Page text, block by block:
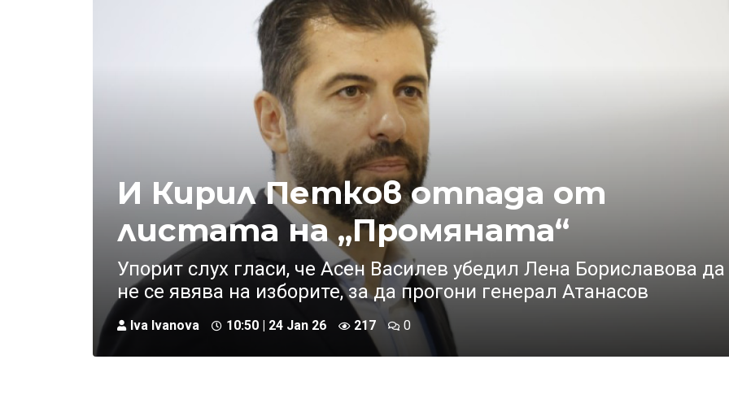
И Кирил Петков отпада от
листата на „Промяната“
Упорит слух гласи, че Асен Василев убедил Лена Бориславова да
не се явява на изборите, за да прогони генерал Атанасов
Iva Ivanova 10:50 | 24 Jan 26 217 0